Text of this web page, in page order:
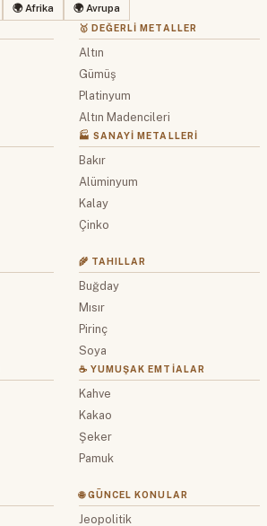
🌍 Afrika 🌍 Avrupa
🥇 DEĞERLI METALLER
Altın
Gümüş
Platinyum
Altın Madencileri
🏭 SANAYI METALLERI
Bakır
Alüminyum
Kalay
Çinko
🌾 TAHILLAR
Buğday
Mısır
Pirinç
Soya
☕ YUMUŞAK EMTIALAR
Kahve
Kakao
Şeker
Pamuk
🌐 GÜNCEL KONULAR
Jeopolitik